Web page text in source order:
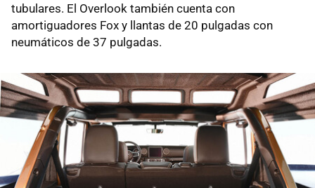
tubulares. El Overlook también cuenta con
amortiguadores Fox y llantas de 20 pulgadas con
neumáticos de 37 pulgadas.